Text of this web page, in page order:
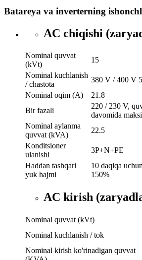
Batareya va inverterning
AC chiqishi
Nominal quvvat
(kVt)
15
Nominal kuchlanish
/ chastota
380 V / 400 V
Nominal oqim (A)
21.8
Bir fazali
220 / 230 V,
davomida
Nominal aylanma
quvvat (kVA)
22.5
Konditsioner
ulanishi
3P+N+PE
Haddan tashqari
yuk hajmi
10 daqiqa
150%
AC kirish
Nominal quvvat (kVt)
Nominal kuchlanish / tok
Nominal kirish ko'rinadigan quvvat